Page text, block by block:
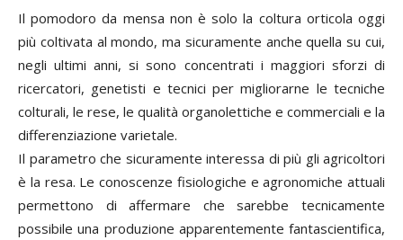
Il pomodoro da mensa non è solo la coltura orticola oggi
più coltivata al mondo, ma sicuramente anche quella su cui,
negli ultimi anni, si sono concentrati i maggiori sforzi di
ricercatori, genetisti e tecnici per migliorarne le tecniche
colturali, le rese, le qualità organolettiche e commerciali e la
differenziazione varietale.
Il parametro che sicuramente interessa di più gli agricoltori
è la resa. Le conoscenze fisiologiche e agronomiche attuali
permettono di affermare che sarebbe tecnicamente
possibile una produzione apparentemente fantascientifica,